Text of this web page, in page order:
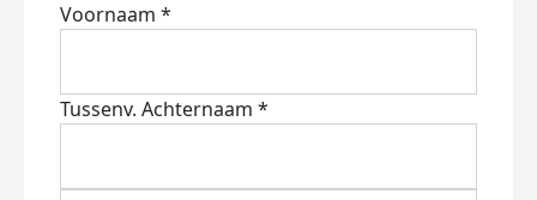
Voornaam *
Tussenv. Achternaam *